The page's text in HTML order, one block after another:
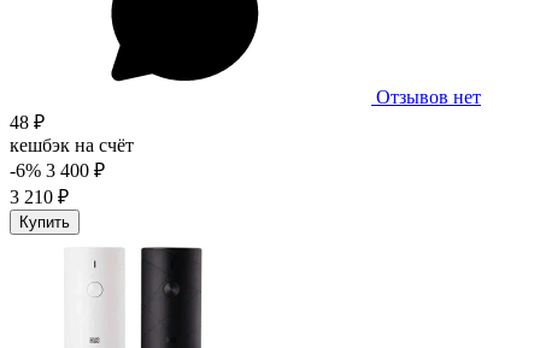
Отзывов нет
48 ₽
кешбэк на счёт
-6% 3 400 ₽
3 210 ₽
Купить